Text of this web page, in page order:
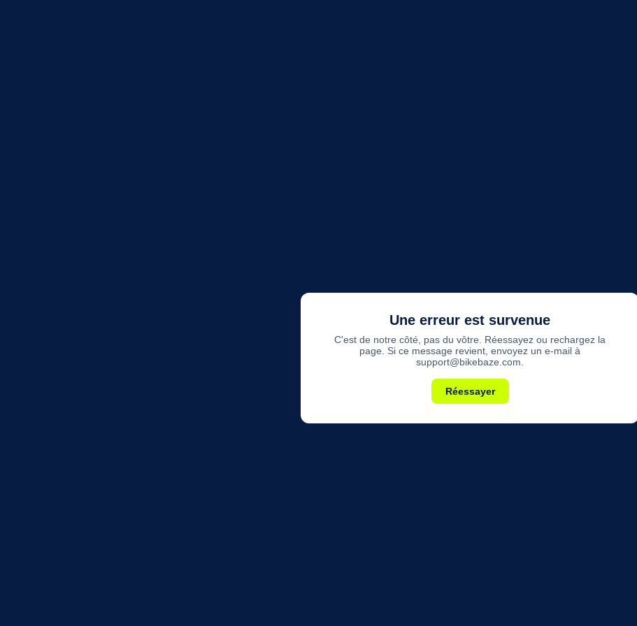
Une erreur est survenue
C'est de notre côté, pas du vôtre. Réessayez ou rechargez la
page. Si ce message revient, envoyez un e-mail à
support@bikebaze.com.
Réessayer